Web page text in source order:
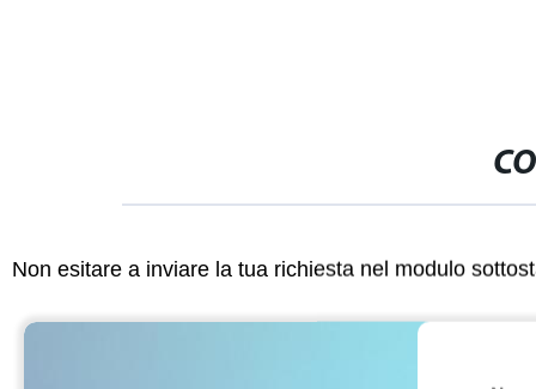
Non esitare a inviare la tua richiesta nel modulo